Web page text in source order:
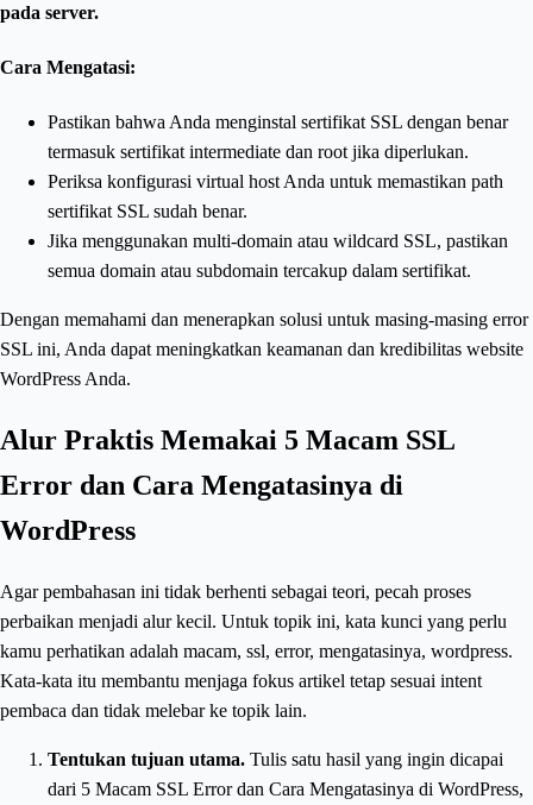
pada server.
Cara Mengatasi:
Pastikan bahwa Anda menginstal sertifikat SSL dengan benar
termasuk sertifikat intermediate dan root jika diperlukan.
Periksa konfigurasi virtual host Anda untuk memastikan path
sertifikat SSL sudah benar.
Jika menggunakan multi-domain atau wildcard SSL, pastikan
semua domain atau subdomain tercakup dalam sertifikat.
Dengan memahami dan menerapkan solusi untuk masing-masing error
SSL ini, Anda dapat meningkatkan keamanan dan kredibilitas website
WordPress Anda.
Alur Praktis Memakai 5 Macam SSL
Error dan Cara Mengatasinya di
WordPress
Agar pembahasan ini tidak berhenti sebagai teori, pecah proses
perbaikan menjadi alur kecil. Untuk topik ini, kata kunci yang perlu
kamu perhatikan adalah macam, ssl, error, mengatasinya, wordpress.
Kata-kata itu membantu menjaga fokus artikel tetap sesuai intent
pembaca dan tidak melebar ke topik lain.
Tentukan tujuan utama. Tulis satu hasil yang ingin dicapai
dari 5 Macam SSL Error dan Cara Mengatasinya di WordPress,